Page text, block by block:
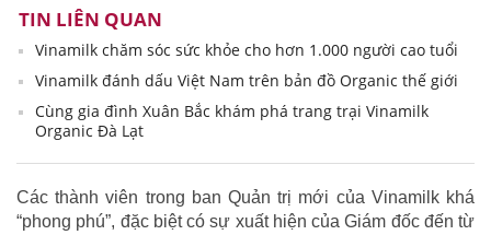
TIN LIÊN QUAN
Vinamilk chăm sóc sức khỏe cho hơn 1.000 người cao tuổi
Vinamilk đánh dấu Việt Nam trên bản đồ Organic thế giới
Cùng gia đình Xuân Bắc khám phá trang trại Vinamilk
Organic Đà Lạt
Các thành viên trong ban Quản trị mới của Vinamilk khá
“phong phú”, đặc biệt có sự xuất hiện của Giám đốc đến từ